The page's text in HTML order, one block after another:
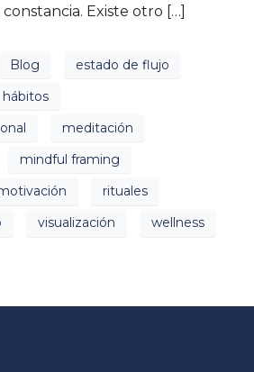
Existe otro […]
Blog
estado de flujo
hábitos
meditación
mindful framing
rituales
visualización wellness